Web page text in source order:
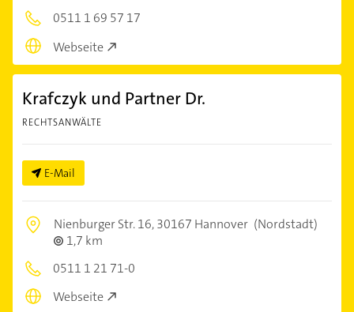
0511 1 69 57 17
Webseite
Krafczyk und Partner Dr.
RECHTSANWÄLTE
E-Mail
Nienburger Str. 16,30167 Hannover (Nordstadt)
1,7 km
0511 1 21 71-0
Webseite